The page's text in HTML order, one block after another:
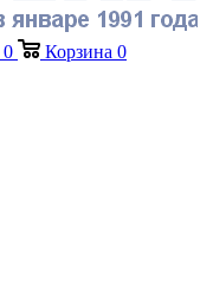
0 Корзина 0